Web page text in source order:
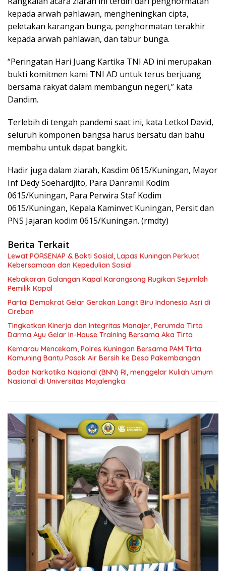
kepada arwah pahlawan, mengheningkan cipta,
peletakan karangan bunga, penghormatan terakhir
kepada arwah pahlawan, dan tabur bunga.
“Peringatan Hari Juang Kartika TNI AD ini merupakan
bukti komitmen kami TNI AD untuk terus berjuang
bersama rakyat dalam membangun negeri,” kata
Dandim.
Terlebih di tengah pandemi saat ini, kata Letkol David,
seluruh komponen bangsa harus bersatu dan bahu
membahu untuk dapat bangkit.
Hadir juga dalam ziarah, Kasdim 0615/Kuningan, Mayor
Inf Dedy Soehardjito, Para Danramil Kodim
0615/Kuningan, Para Perwira Staf Kodim
0615/Kuningan, Kepala Kaminvet Kuningan, Persit dan
PNS Jajaran kodim 0615/Kuningan. (rmdty)
Berita Terkait
Lewat PORSENAP & Bakti Sosial, Lapas Kuningan Perkuat
Kebersamaan dan Kepedulian Sosial
Kebakaran Galangan Kapal Karangsong Rugikan Sejumlah
Pemilik Kapal
Partai Demokrat Gelar Gerakan Langit Biru Indonesia Asri di
Cirebon
‎Tingkatkan Kinerja dan Integritas Manajer, Perumda Tirta
Darma Ayu Gelar In-House Training Bersama Aka Tirta ‎
Kemarau Mencekam, Polres Kuningan Bersama PAM Tirta
Kamuning Bantu Pasok Air Bersih ke Desa Pakembangan
Badan Narkotika Nasional (BNN) RI, menggelar Kuliah Umum
Nasional di Universitas Majalengka